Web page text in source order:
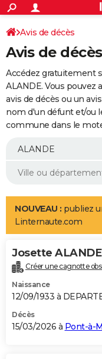
ACTUALITÉS
Politique
Société
Faits Divers
Education
Monde
Villes
+
SPORT
Coupe du monde 2026
Football
Tennis
Cyclisme
Rugby
Forum
Programme TV
TNT
Streaming
Cinéma
Sorties cinéma
Musique
+
FINANCE
Retraite
Epargne
Immobilier
Risques naturels par ville
Banque
Assurance
AUTO
Essais
Réserver un essai
Citadines
Berlines
SUV
Forum auto
+
Mobiles
Meilleur smartphone
Internet
Ordinateurs
Jeux vidéo
Guide high-tech
Aménagement intérieur
LIFESTYLE
Art de vivre
Bien-être
Loisirs
Mode
Modes de vie
Alimentation
Guide de la santé
Maladies
Médicaments
Sommeil
VOYAGE
Destinations
City break
Voyage nature
Voyage de noces
Forum
Climat
+PHOTO
GUIDES D'ACHAT
BONS PLANS
Avis de décès
Avis de
Accédez gratuitement
ALANDE. Vous
avis de décès ou un
nom d'un défunt et/ou
commune dans le
NOUVEAU : publiez
Linternaute.com
Josette ALANDE
Créer une cagnotte
Naissance
12/09/1933 à
Décès
15/03/2026 à Pont-à-